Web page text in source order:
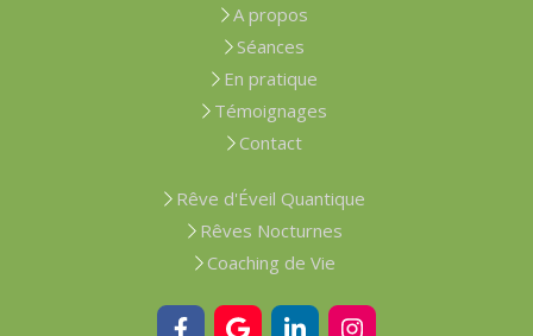
A propos
Séances
En pratique
Témoignages
Contact
Rêve d'Éveil Quantique
Rêves Nocturnes
Coaching de Vie